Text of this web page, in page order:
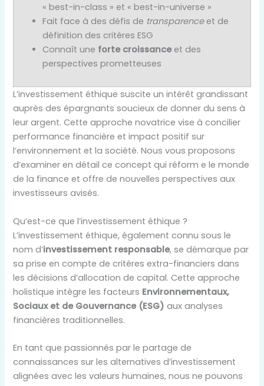
« best-in-class » et « best-in-universe »
Fait face à des défis de transparenceet de
définition des critères ESG
Connaît une forte croissanceet des
perspectives prometteuses
L’investissement éthique suscite un intérêt grandissant
auprès des épargnants soucieux de donner du sens à
leur argent. Cette approche novatrice vise à concilier
performance financière et impact positif sur
l’environnement et la société. Nous vous proposons
d’examiner en détail ce concept qui réform e le monde
de la finance et offre de nouvelles perspectives aux
investisseurs avisés.
Qu’est-ce que l’investissement éthique ?
L’investissement éthique, également connu sous le
nom d’investissement responsable, se démarque par
sa prise en compte de critères extra-financiers dans
les décisions d’allocation de capital. Cette approche
holistique intègre les facteurs Environnementaux,
Sociaux et de Gouvernance (ESG) aux analyses
financières traditionnelles.
En tant que passionnés par le partage de
connaissances sur les alternatives d’investissement
alignées avec les valeurs humaines, nous ne pouvons